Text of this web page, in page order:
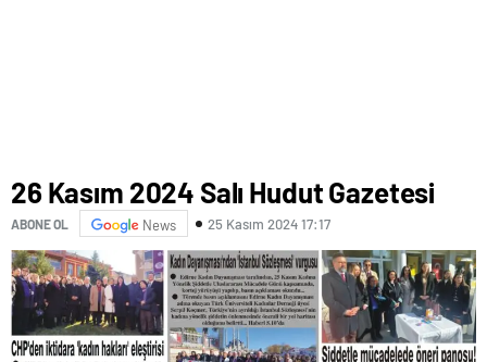
26 Kasım 2024 Salı Hudut Gazetesi
ABONE OL News 25 Kasım 2024 17:17